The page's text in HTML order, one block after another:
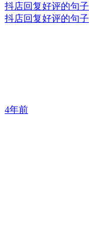
抖店回复好评的句子
抖店回复好评的句子
4年前